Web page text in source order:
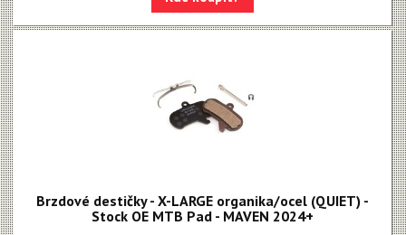
Brzdové destičky - X-LARGE organika/ocel (QUIET) -
Stock OE MTB Pad - MAVEN 2024+